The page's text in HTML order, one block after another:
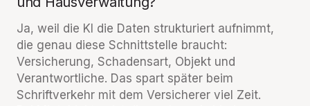
Ja, weil die KI die Daten strukturiert aufnimmt,
die genau diese Schnittstelle braucht:
Versicherung, Schadensart, Objekt und
Verantwortliche. Das spart später beim
Schriftverkehr mit dem Versicherer viel Zeit.